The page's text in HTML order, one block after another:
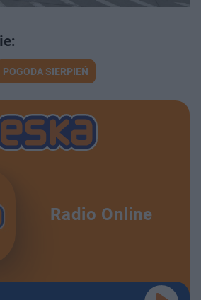
POGODA SIERPIEŃ
Radio Online